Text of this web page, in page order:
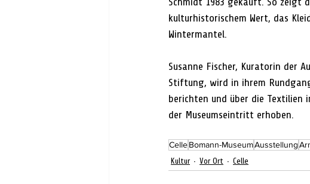
kulturhistorischem Wert, das
Wintermantel.
Susanne Fischer, Kuratorin der
Stiftung, wird in ihrem
berichten und über die Textilien
der Museumseintritt erhoben.
CelleBomann-MuseumAusstellung
Kultur Vor Ort Celle